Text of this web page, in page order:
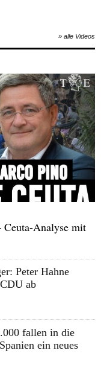
» alle Videos
Ceuta-Analyse mit
Peter Hahne
ab
fallen in die
ein neues